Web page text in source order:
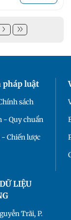
pháp luật
sách
- Quy chuẩn
- Chiến lược
LIỆU
Trãi, P.